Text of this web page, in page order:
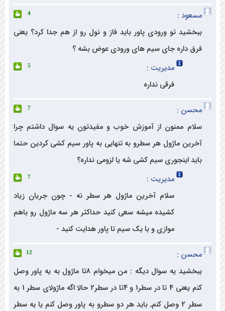
:
تو ورودی پاور باید فاز و نول رو از هم جدا کرد؟ یعنی
داره جای سیم های ورودی عوض بشه ؟
مدیریت :
:
ممنون از آموزش خوب و مفیدتون یه سوال داشتم چرا
ماژول هر سطرو به تنهایی به پاور سیم کشی کردین حتما
اینجوری سیم کشی شه یا لزومی نداره؟
مدیریت :
سلام آخرین ماژول هر سطر نه - چون جریان زیاد
کشیده میشه سعی کنید حداکثر هر سه ماژول رو باهم
موازی و با یک سیم تا پاور هدایت کنید -
:
ببخشید یه سوال دیگه : من میخوام 8تا ماژول به یه پاور وصل
کنم یعنی 4 تا در سطر1 و 4تا در سطر2 حالا اگه ماژولای سطر 1 به
سطر 2 وصل کنم, باید هر دو سطرو به پاور وصل کنم یا یه سطر